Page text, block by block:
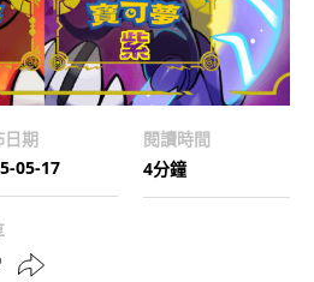
日期
05-17
閱讀時間
4分鐘